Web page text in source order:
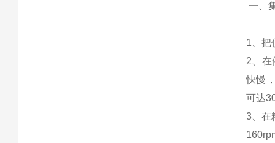
一、
1、把
2、在
快慢
可达
3、在